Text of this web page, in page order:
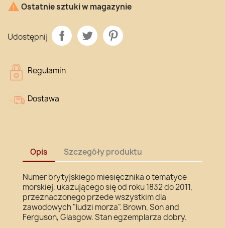
 Ostatnie sztuki w magazynie
Udostępnij
Regulamin
Dostawa
Opis Szczegóły produktu
Numer brytyjskiego miesięcznika o tematyce
morskiej, ukazującego się od roku 1832 do 2011,
przeznaczonego przede wszystkim dla
zawodowych "ludzi morza". Brown, Son and
Ferguson, Glasgow. Stan egzemplarza dobry.